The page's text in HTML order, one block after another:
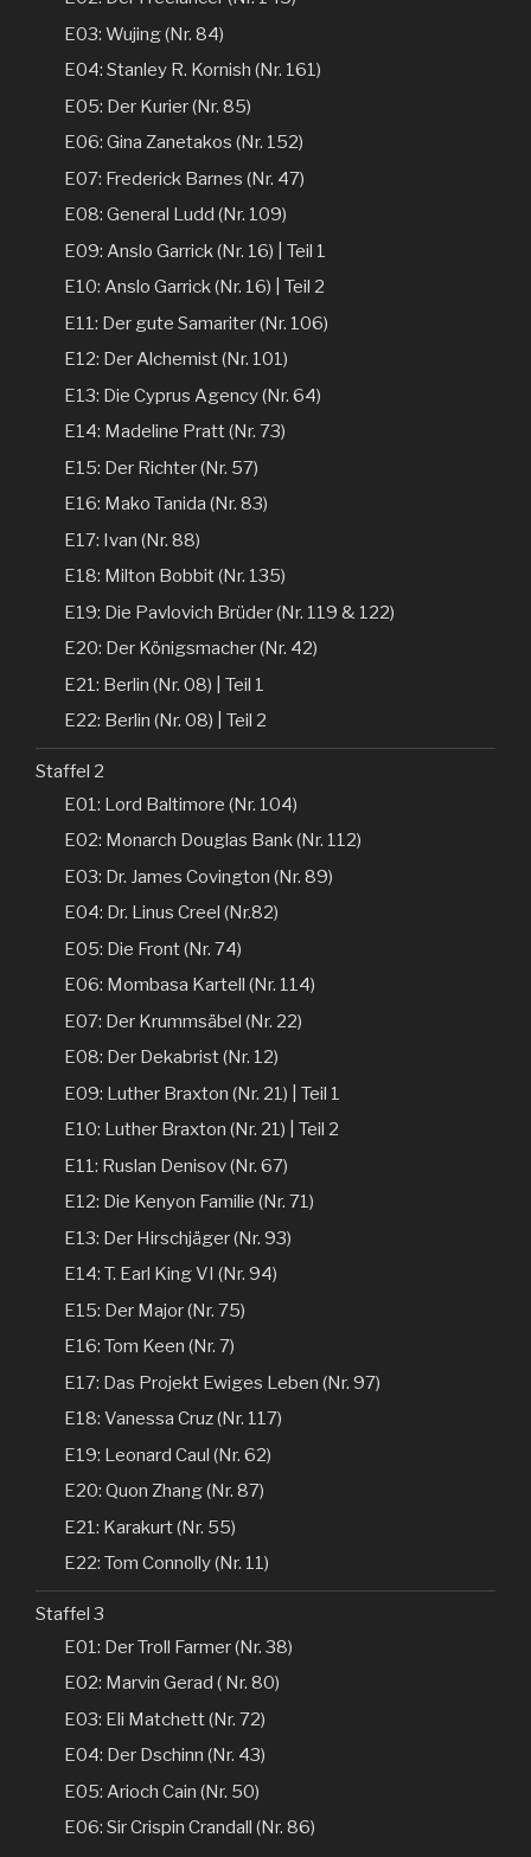
E03: Wujing (Nr. 84)
E04: Stanley R. Kornish (Nr. 161)
E05: Der Kurier (Nr. 85)
E06: Gina Zanetakos (Nr. 152)
E07: Frederick Barnes (Nr. 47)
E08: General Ludd (Nr. 109)
E09: Anslo Garrick (Nr. 16) | Teil 1
E10: Anslo Garrick (Nr. 16) | Teil 2
E11: Der gute Samariter (Nr. 106)
E12: Der Alchemist (Nr. 101)
E13: Die Cyprus Agency (Nr. 64)
E14: Madeline Pratt (Nr. 73)
E15: Der Richter (Nr. 57)
E16: Mako Tanida (Nr. 83)
E17: Ivan (Nr. 88)
E18: Milton Bobbit (Nr. 135)
E19: Die Pavlovich Brüder (Nr. 119 & 122)
E20: Der Königsmacher (Nr. 42)
E21: Berlin (Nr. 08) | Teil 1
E22: Berlin (Nr. 08) | Teil 2
Staffel 2
E01: Lord Baltimore (Nr. 104)
E02: Monarch Douglas Bank (Nr. 112)
E03: Dr. James Covington (Nr. 89)
E04: Dr. Linus Creel (Nr.82)
E05: Die Front (Nr. 74)
E06: Mombasa Kartell (Nr. 114)
E07: Der Krummsäbel (Nr. 22)
E08: Der Dekabrist (Nr. 12)
E09: Luther Braxton (Nr. 21) | Teil 1
E10: Luther Braxton (Nr. 21) | Teil 2
E11: Ruslan Denisov (Nr. 67)
E12: Die Kenyon Familie (Nr. 71)
E13: Der Hirschjäger (Nr. 93)
E14: T. Earl King VI (Nr. 94)
E15: Der Major (Nr. 75)
E16: Tom Keen (Nr. 7)
E17: Das Projekt Ewiges Leben (Nr. 97)
E18: Vanessa Cruz (Nr. 117)
E19: Leonard Caul (Nr. 62)
E20: Quon Zhang (Nr. 87)
E21: Karakurt (Nr. 55)
E22: Tom Connolly (Nr. 11)
Staffel 3
E01: Der Troll Farmer (Nr. 38)
E02: Marvin Gerad ( Nr. 80)
E03: Eli Matchett (Nr. 72)
E04: Der Dschinn (Nr. 43)
E05: Arioch Cain (Nr. 50)
E06: Sir Crispin Crandall (Nr. 86)